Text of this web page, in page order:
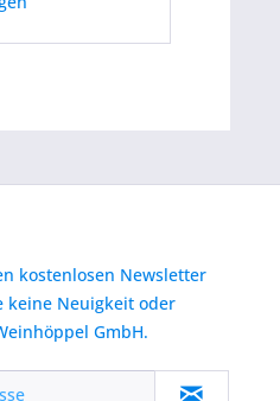
kostenlosen Newsletter
keine Neuigkeit oder
GmbH.